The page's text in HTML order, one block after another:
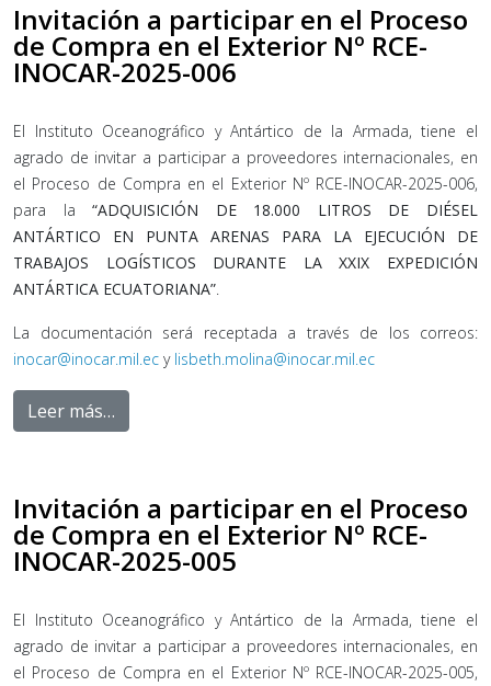
Invitación a participar en el Proceso
de Compra en el Exterior Nº RCE-
INOCAR-2025-006
El Instituto Oceanográfico y Antártico de la Armada, tiene el
agrado de invitar a participar a proveedores internacionales, en
el Proceso de Compra en el Exterior Nº RCE-INOCAR-2025-006,
para la“ADQUISICIÓN DE 18.000 LITROS DE DIÉSEL
ANTÁRTICO EN PUNTA ARENAS PARA LA EJECUCIÓN DE
TRABAJOS LOGÍSTICOS DURANTE LA XXIX EXPEDICIÓN
ANTÁRTICA ECUATORIANA”.
La documentación será receptada a través de los correos:
inocar@inocar.mil.ec y lisbeth.molina@inocar.mil.ec
Leer más…
Invitación a participar en el Proceso
de Compra en el Exterior Nº RCE-
INOCAR-2025-005
El Instituto Oceanográfico y Antártico de la Armada, tiene el
agrado de invitar a participar a proveedores internacionales, en
el Proceso de Compra en el Exterior Nº RCE-INOCAR-2025-005,